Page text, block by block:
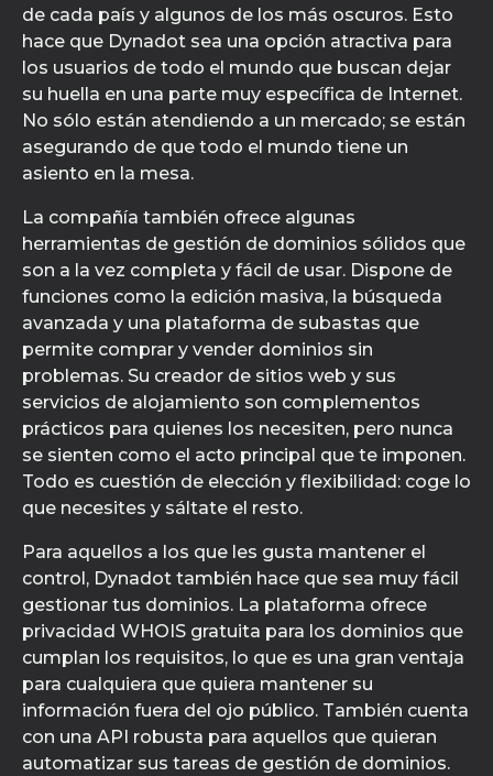
de cada país y algunos de los más oscuros. Esto
hace que Dynadot sea una opción atractiva para
los usuarios de todo el mundo que buscan dejar
su huella en una parte muy específica de Internet.
No sólo están atendiendo a un mercado; se están
asegurando de que todo el mundo tiene un
asiento en la mesa.
La compañía también ofrece algunas
herramientas de gestión de dominios sólidos que
son a la vez completa y fácil de usar. Dispone de
funciones como la edición masiva, la búsqueda
avanzada y una plataforma de subastas que
permite comprar y vender dominios sin
problemas. Su creador de sitios web y sus
servicios de alojamiento son complementos
prácticos para quienes los necesiten, pero nunca
se sienten como el acto principal que te imponen.
Todo es cuestión de elección y flexibilidad: coge lo
que necesites y sáltate el resto.
Para aquellos a los que les gusta mantener el
control, Dynadot también hace que sea muy fácil
gestionar tus dominios. La plataforma ofrece
privacidad WHOIS gratuita para los dominios que
cumplan los requisitos, lo que es una gran ventaja
para cualquiera que quiera mantener su
información fuera del ojo público. También cuenta
con una API robusta para aquellos que quieran
automatizar sus tareas de gestión de dominios.